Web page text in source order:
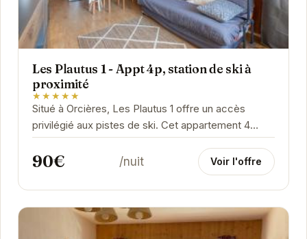
Les Plautus 1 - Appt 4p, station de ski à
proximité
★★★★★
Situé à Orcières, Les Plautus 1 offre un accès
privilégié aux pistes de ski. Cet appartement 4
pièces est idéal pour les familles et les...
90€ /nuit Voir l'offre